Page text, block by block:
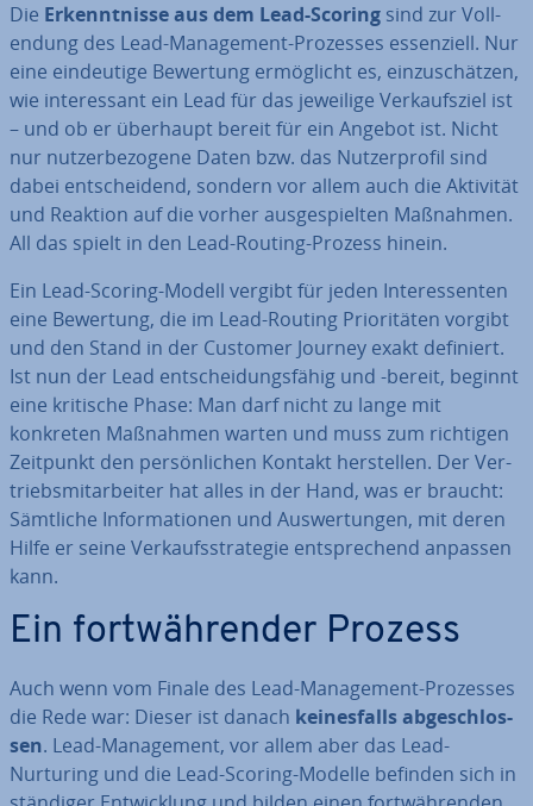
Die Er­kennt­nis­se aus dem Lead-Scoring sind zur Voll­
endung des Lead-Ma­nage­ment-Prozesses es­sen­zi­ell. Nur
eine ein­deu­ti­ge Bewertung er­mög­licht es, ein­zu­schät­zen,
wie in­ter­es­sant ein Lead für das jeweilige Ver­kaufs­ziel ist
– und ob er überhaupt bereit für ein Angebot ist. Nicht
nur nut­zer­be­zo­ge­ne Daten bzw. das Nut­zer­pro­fil sind
dabei ent­schei­dend, sondern vor allem auch die Aktivität
und Reaktion auf die vorher aus­ge­spiel­ten Maßnahmen.
All das spielt in den Lead-Routing-Prozess hinein.
Ein Lead-Scoring-Modell vergibt für jeden In­ter­es­sen­ten
eine Bewertung, die im Lead-Routing Prio­ri­tä­ten vorgibt
und den Stand in der Customer Journey exakt definiert.
Ist nun der Lead ent­schei­dungs­fä­hig und -bereit, beginnt
eine kritische Phase: Man darf nicht zu lange mit
konkreten Maßnahmen warten und muss zum richtigen
Zeitpunkt den per­sön­li­chen Kontakt her­stel­len. Der Ver­
triebs­mit­ar­bei­ter hat alles in der Hand, was er braucht:
Sämtliche In­for­ma­tio­nen und Aus­wer­tun­gen, mit deren
Hilfe er seine Ver­kaufs­stra­te­gie ent­spre­chend anpassen
kann.
Ein fort­wäh­ren­der Prozess
Auch wenn vom Finale des Lead-Ma­nage­ment-Prozesses
die Rede war: Dieser ist danach kei­nes­falls ab­ge­schlos­
sen. Lead-Ma­nage­ment, vor allem aber das Lead-
Nurturing und die Lead-Scoring-Modelle befinden sich in